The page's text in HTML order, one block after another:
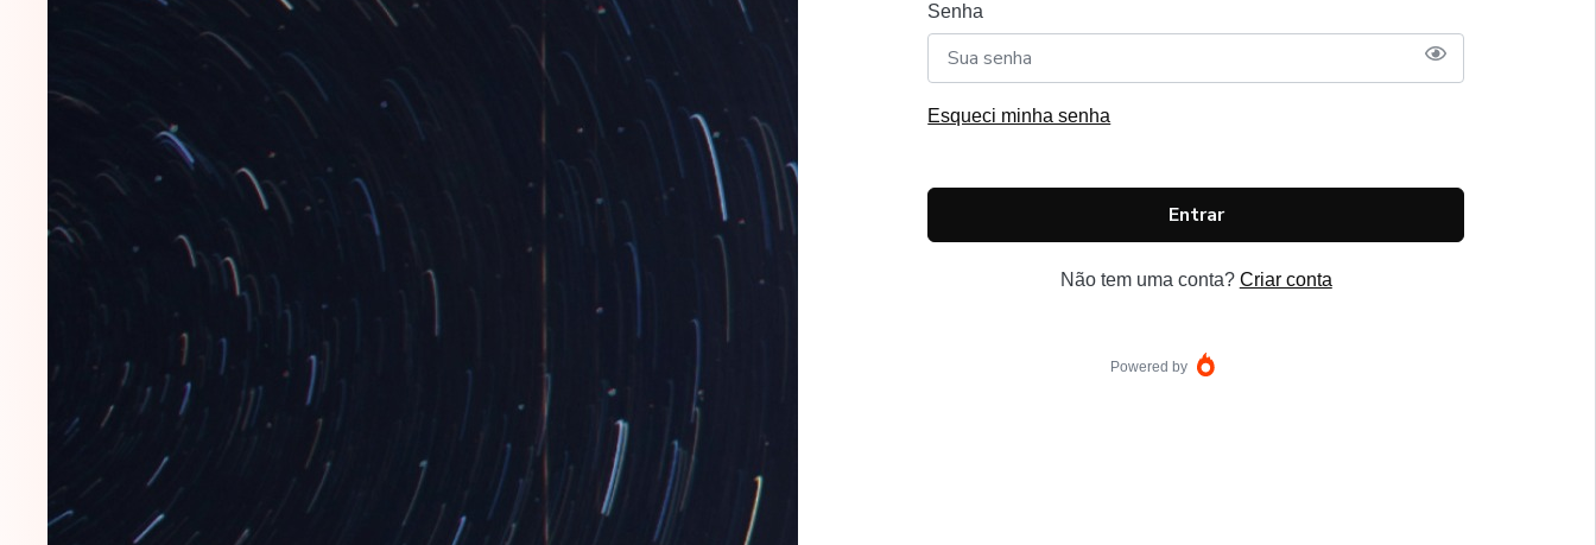
Senha
Esqueci minha senha
Entrar
Não tem uma conta? Criar conta
Powered by